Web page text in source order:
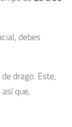
debes
drago. Este,
que,